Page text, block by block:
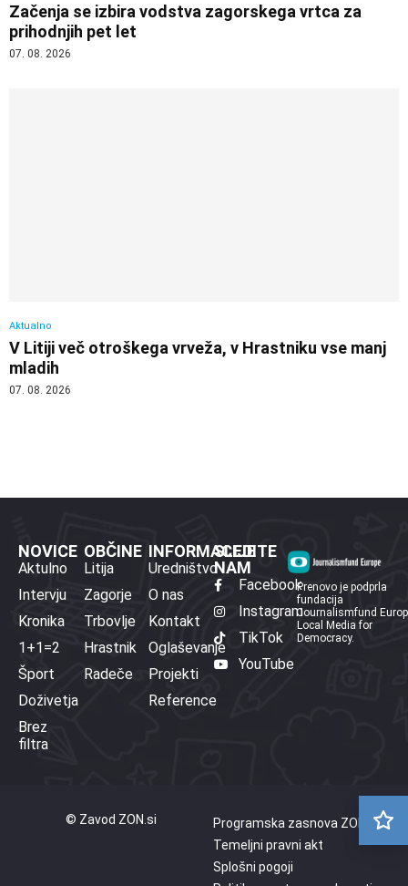
Začenja se izbira vodstva zagorskega vrtca za
prihodnjih pet let
07. 08. 2026
Aktualno
V Litiji več otroškega vrveža, v Hrastniku vse manj
mladih
07. 08. 2026
NOVICE
Aktulno
Intervju
Kronika
1+1=2
Šport
Doživetja
Brez
filtra
OBČINE
Litija
Zagorje
Trbovlje
Hrastnik
Radeče
INFORMACIJE
Uredništvo
O nas
Kontakt
Oglaševanje
Projekti
Reference
SLEDITE
NAM
Facebook
Instagram
TikTok
YouTube
Prenovo je podprla
fundacija
Journalismfund
Local Media for
Democracy.
© Zavod ZON.si
Programska zasnova ZON
Temeljni pravni akt
Splošni pogoji